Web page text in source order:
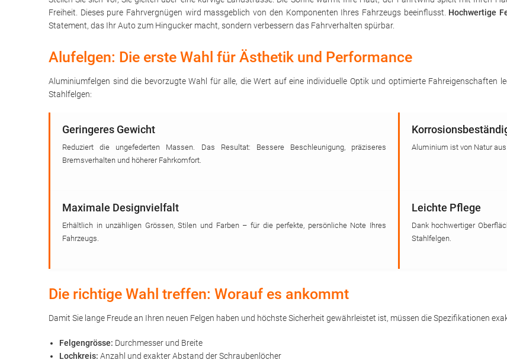
Freiheit. Dieses pure Fahrvergnügen wird massgeblich von den Komponenten Ihres Fahrzeugs beeinflusst. Hochwertige
Statement, das Ihr Auto zum Hingucker macht, sondern verbessern das Fahrverhalten spürbar.
Alufelgen: Die erste Wahl für Ästhetik und Performance
Aluminiumfelgen sind die bevorzugte Wahl für alle, die Wert auf eine individuelle Optik und optimierte Fahreigenschaften
Stahlfelgen:
Geringeres Gewicht
Reduziert die ungefederten Massen. Das Resultat: Bessere Beschleunigung, präziseres
Bremsverhalten und höherer Fahrkomfort.
Aluminium ist von Natur
Maximale Designvielfalt
Erhältlich in unzähligen Grössen, Stilen und Farben – für die perfekte, persönliche Note Ihres
Fahrzeugs.
Leichte Pflege
Dank hochwertiger
Stahlfelgen.
Die richtige Wahl treffen: Worauf es ankommt
Damit Sie lange Freude an Ihren neuen Felgen haben und höchste Sicherheit gewährleistet ist, müssen die Spezifikationen
Felgengrösse: Durchmesser und Breite
Lochkreis: Anzahl und exakter Abstand der Schraubenlöcher